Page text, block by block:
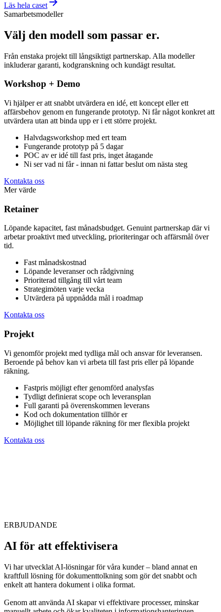
Läs hela caset
Samarbetsmodeller
Välj den modell som passar er.
Från enstaka projekt till långsiktigt partnerskap. Alla modeller
inkluderar garanti, kodgranskning och kundägt resultat.
Workshop + Demo
Vi hjälper er att snabbt utvärdera en idé, ett koncept eller ett
affärsbehov genom en fungerande prototyp. Ni får något konkret att
utvärdera utan att binda upp er i ett större projekt.
Halvdagsworkshop med ert team
Fungerande prototyp på 5 dagar
POC av er idé till fast pris, inget åtagande
Ni ser vad ni får - innan ni fattar beslut om nästa steg
Kontakta oss
Mer värde
Retainer
Löpande kapacitet, fast månadsbudget. Genuint partnerskap där vi
arbetar proaktivt med utveckling, prioriteringar och affärsmål över
tid.
Fast månadskostnad
Löpande leveranser och rådgivning
Prioriterad tillgång till vårt team
Strategimöten varje vecka
Utvärdera på uppnådda mål i roadmap
Kontakta oss
Projekt
Vi genomför projekt med tydliga mål och ansvar för leveransen.
Beroende på behov kan vi arbeta till fast pris eller på löpande
räkning.
Fastpris möjligt efter genomförd analysfas
Tydligt definierat scope och leveransplan
Full garanti på överenskommen leverans
Kod och dokumentation tillhör er
Möjlighet till löpande räkning för mer flexibla projekt
Kontakta oss
ERBJUDANDE
AI för att effektivisera
Vi har utvecklat AI-lösningar för våra kunder – bland annat en
kraftfull lösning för dokumenttolkning som gör det snabbt och
enkelt att hantera dokument i olika format.
Genom att använda AI skapar vi effektivare processer, minskar